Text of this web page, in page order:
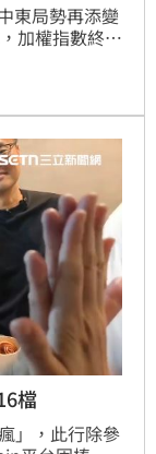
東局勢再添變
加權指數終場
億元；櫃買
烈，市場瀰漫
檔
」，此行除參